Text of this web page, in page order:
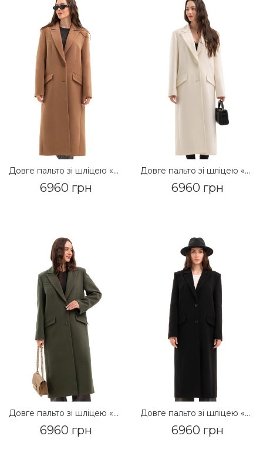
Довге пальто зі шліцею «Місті» кемел
6960 грн
Довге пальто зі шліцею «Місті» молоко
6960 грн
Довге пальто зі шліцею «Місті» оливковий
6960 грн
Довге пальто зі шліцею «Місті» чорний
6960 грн